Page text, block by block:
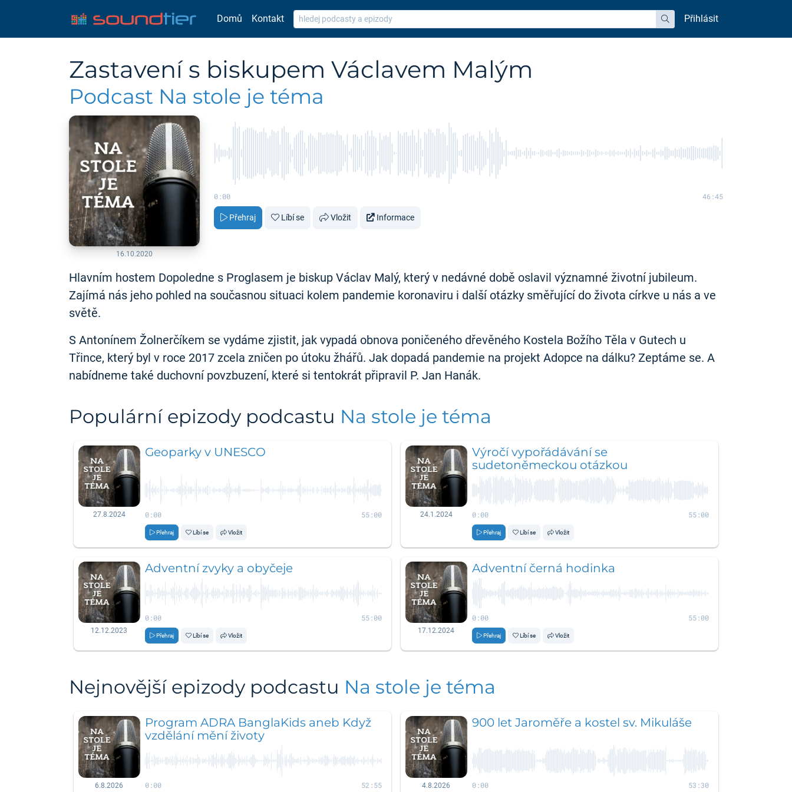
Domů Kontakt
hledat
Přihlásit
Zastavení s biskupem Václavem Malým
Podcast Na stole je téma
16.10.2020
0:00 46:45
Přehraj Líbí se Vložit Informace
Hlavním hostem Dopoledne s Proglasem je biskup Václav Malý, který v nedávné době oslavil významné životní jubileum.
Zajímá nás jeho pohled na současnou situaci kolem pandemie koronaviru i další otázky směřující do života církve u nás a ve
světě.
S Antonínem Žolnerčíkem se vydáme zjistit, jak vypadá obnova poničeného dřevěného Kostela Božího Těla v Gutech u
Třince, který byl v roce 2017 zcela zničen po útoku žhářů. Jak dopadá pandemie na projekt Adopce na dálku? Zeptáme se. A
nabídneme také duchovní povzbuzení, které si tentokrát připravil P. Jan Hanák.
Populární epizody podcastu Na stole je téma
27.8.2024
Geoparky v UNESCO
0:00 55:00
Přehraj Líbí se Vložit
24.1.2024
Výročí vypořádávání se
sudetoněmeckou otázkou
0:00 55:00
Přehraj Líbí se Vložit
12.12.2023
Adventní zvyky a obyčeje
0:00 55:00
Přehraj Líbí se Vložit
17.12.2024
Adventní černá hodinka
0:00 55:00
Přehraj Líbí se Vložit
Nejnovější epizody podcastu Na stole je téma
6.8.2026
Program ADRA BanglaKids aneb Když
vzdělání mění životy
0:00 52:55 4.8.2026
900 let Jaroměře a kostel sv. Mikuláše
0:00 53:30